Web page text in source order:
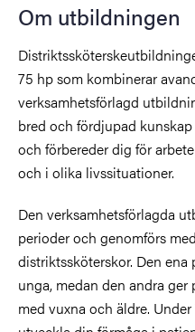
Om utbildningen
75 hp som kombinerar
verksamhetsförlagd
bred och fördjupad
och förbereder dig för
och i olika livssituationer.
Den verksamhetsförlagda
perioder och genomförs
distriktssköterskor. Den
unga, medan den andra
med vuxna och äldre.